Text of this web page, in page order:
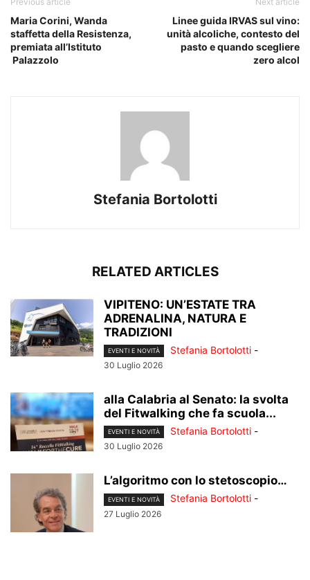
Maria Corini, Wanda
staffetta della Resistenza,
premiata all’Istituto
Palazzolo
Linee guida IRVAS sul vino:
unità alcoliche, contesto del
pasto e quando scegliere
zero alcol
Stefania Bortolotti
RELATED ARTICLES
VIPITENO: UN’ESTATE TRA
ADRENALINA, NATURA E
TRADIZIONI
EVENTI E NOVITÀ Stefania Bortolotti -
30 Luglio 2026
alla Calabria al Senato: la svolta
del Fitwalking che fa scuola...
EVENTI E NOVITÀ Stefania Bortolotti -
30 Luglio 2026
L’algoritmo con lo stetoscopio…
EVENTI E NOVITÀ Stefania Bortolotti -
27 Luglio 2026